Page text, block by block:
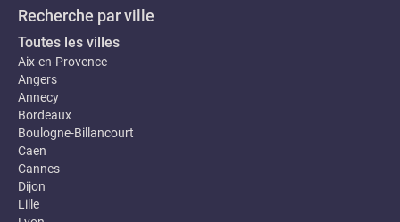
Recherche par ville
Toutes les villes
Aix-en-Provence
Angers
Annecy
Bordeaux
Boulogne-Billancourt
Caen
Cannes
Dijon
Lille